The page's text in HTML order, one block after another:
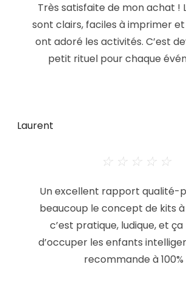
Très satisfaite de mon achat !
sont clairs, faciles à imprimer
ont adoré les activités. C’est
petit rituel pour chaque
Laurent
☆ ☆ ☆ ☆ ☆
Un excellent rapport qualité-
beaucoup le concept de kits
c’est pratique, ludique, et
d’occuper les enfants
recommande à 100%